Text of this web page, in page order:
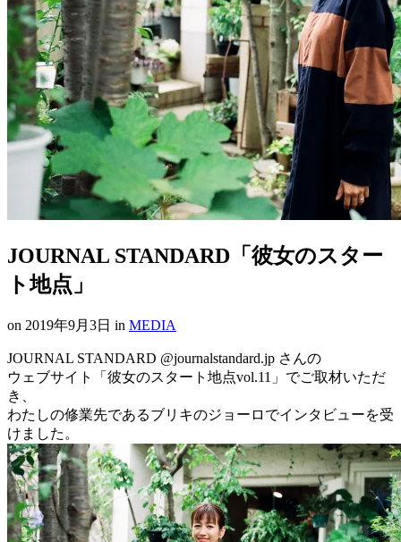
JOURNAL STANDARD「彼女のスター
ト地点」
on 2019年9月3日 in MEDIA
JOURNAL STANDARD @journalstandard.jp さんの
ウェブサイト「彼女のスタート地点vol.11」でご取材いただ
き、
わたしの修業先であるブリキのジョーロでインタビューを受
けました。